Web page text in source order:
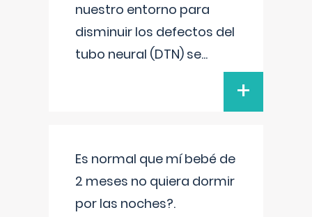
nuestro entorno para
disminuir los defectos del
tubo neural (DTN) se...
+
Es normal que mí bebé de
2 meses no quiera dormir
por las noches?.